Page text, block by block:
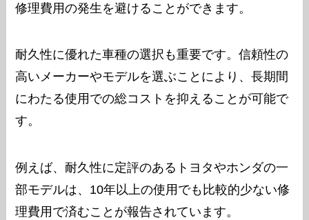
修理費用の発生を避けることができます。
耐久性に優れた車種の選択も重要です。信頼性の
高いメーカーやモデルを選ぶことにより、長期間
にわたる使用での総コストを抑えることが可能で
す。
例えば、耐久性に定評のあるトヨタやホンダの一
部モデルは、10年以上の使用でも比較的少ない修
理費用で済むことが報告されています。